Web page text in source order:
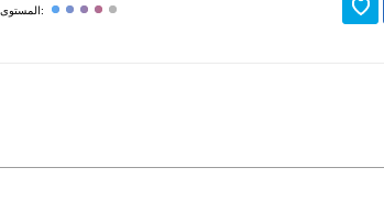
المستوى: